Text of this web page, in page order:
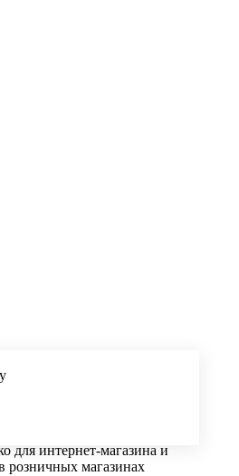
для интернет-магазина и
розничных магазинах